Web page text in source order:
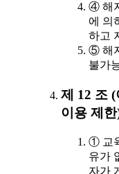
④ 해
에 의
하고
⑤ 해
불가
제 12 조
이용 제
① 교
유가
자가